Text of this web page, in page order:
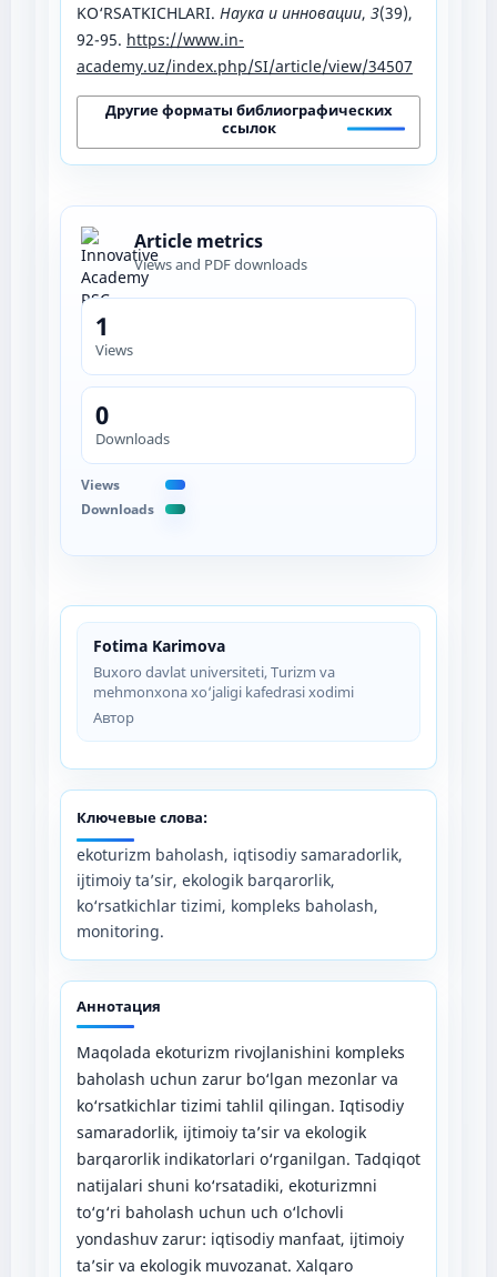
Fotima Karimova
Buxoro davlat universiteti, Turizm va
mehmonxona xo‘jaligi kafedrasi xodimi
Автор
Ключевые слова:
ekoturizm baholash, iqtisodiy samaradorlik,
ijtimoiy ta’sir, ekologik barqarorlik,
ko‘rsatkichlar tizimi, kompleks baholash,
monitoring.
Аннотация
Maqolada ekoturizm rivojlanishini kompleks
baholash uchun zarur bo‘lgan mezonlar va
ko‘rsatkichlar tizimi tahlil qilingan. Iqtisodiy
samaradorlik, ijtimoiy ta’sir va ekologik
barqarorlik indikatorlari o‘rganilgan. Tadqiqot
natijalari shuni ko‘rsatadiki, ekoturizmni
to‘g‘ri baholash uchun uch o‘lchovli
yondashuv zarur: iqtisodiy manfaat, ijtimoiy
ta’sir va ekologik muvozanat. Xalqaro
KO‘RSATKICHLARI. Наука и инновации, 3(39),
92-95. https://www.in-
academy.uz/index.php/SI/article/view/34507
Другие форматы библиографических
ссылок
Article metrics
Views and PDF downloads
1
Views
0
Downloads
Views
Downloads